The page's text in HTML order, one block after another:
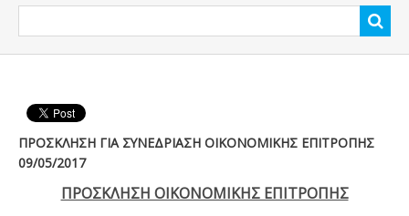
ΠΡΟΣΚΛΗΣΗ ΓΙΑ ΣΥΝΕΔΡΙΑΣΗ ΟΙΚΟΝΟΜΙΚΗΣ ΕΠΙΤΡΟΠΗΣ
09/05/2017
ΠΡΟΣΚΛΗΣΗ ΟΙΚΟΝΟΜΙΚΗΣ ΕΠΙΤΡΟΠΗΣ